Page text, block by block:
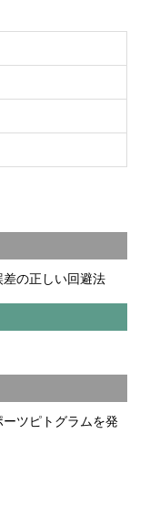
の正しい回避法
ツピトグラムを発